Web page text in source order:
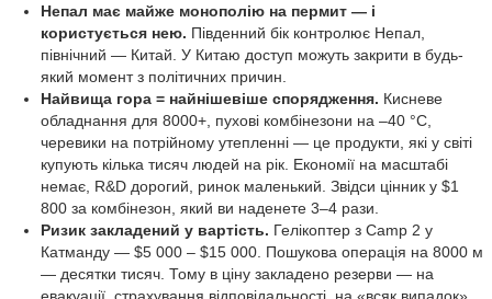
Непал має майже монополію на пермит — і
користується нею. Південний бік контролює Непал,
північний — Китай. У Китаю доступ можуть закрити в будь-
який момент з політичних причин.
Найвища гора = найнішевіше спорядження. Кисневе
обладнання для 8000+, пухові комбінезони на –40 °C,
черевики на потрійному утепленні — це продукти, які у світі
купують кілька тисяч людей на рік. Економії на масштабі
немає, R&D дорогий, ринок маленький. Звідси цінник у $1
800 за комбінезон, який ви наденете 3–4 рази.
Ризик закладений у вартість. Гелікоптер з Camp 2 у
Катманду — $5 000 – $15 000. Пошукова операція на 8000 м
— десятки тисяч. Тому в ціну закладено резерви — на
евакуації, страхування відповідальності, на «всяк випадок».